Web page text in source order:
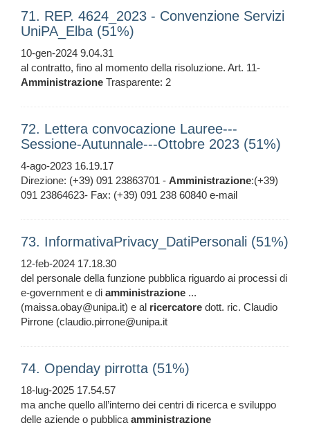
71. REP. 4624_2023 - Convenzione Servizi
UniPA_Elba (51%)
10-gen-2024 9.04.31
al contratto, fino al momento della risoluzione. Art. 11-
Amministrazione Trasparente: 2
72. Lettera convocazione Lauree---
Sessione-Autunnale---Ottobre 2023 (51%)
4-ago-2023 16.19.17
Direzione: (+39) 091 23863701 - Amministrazione:(+39)
091 23864623- Fax: (+39) 091 238 60840 e-mail
73. InformativaPrivacy_DatiPersonali (51%)
12-feb-2024 17.18.30
del personale della funzione pubblica riguardo ai processi di
e-government e di amministrazione ...
(maissa.obay@unipa.it) e al ricercatore dott. ric. Claudio
Pirrone (claudio.pirrone@unipa.it
74. Openday pirrotta (51%)
18-lug-2025 17.54.57
ma anche quello all’interno dei centri di ricerca e sviluppo
delle aziende o pubblicaamministrazione